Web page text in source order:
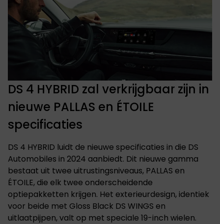
DS 4 HYBRID zal verkrijgbaar zijn in
nieuwe PALLAS en ÉTOILE
specificaties
DS 4 HYBRID luidt de nieuwe specificaties in die DS
Automobiles in 2024 aanbiedt. Dit nieuwe gamma
bestaat uit twee uitrustingsniveaus, PALLAS en
ÉTOILE, die elk twee onderscheidende
optiepakketten krijgen. Het exterieurdesign, identiek
voor beide met Gloss Black DS WINGS en
uitlaatpijpen, valt op met speciale 19-inch wielen.